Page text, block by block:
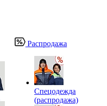
Распродажа
Спецодежда
(распродажа)